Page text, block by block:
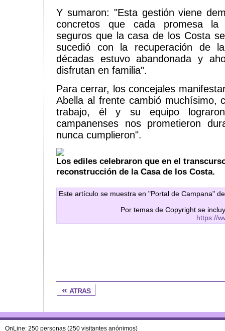
Y sumaron: "Esta gestión viene
concretos que cada promesa
seguros que la casa de los Costa
sucedió con la recuperación de
décadas estuvo abandonada y
disfrutan en familia".
Para cerrar, los concejales
Abella al frente cambió muchísimo,
trabajo, él y su equipo
campanenses nos prometieron
nunca cumplieron".
Los ediles celebraron que en el
reconstrucción de la Casa de los Costa.
Este artículo se muestra en "Portal de Campana"
Por temas de Copyright se
https://
« atras
OnLine: 250 personas (250 visitantes anónimos)